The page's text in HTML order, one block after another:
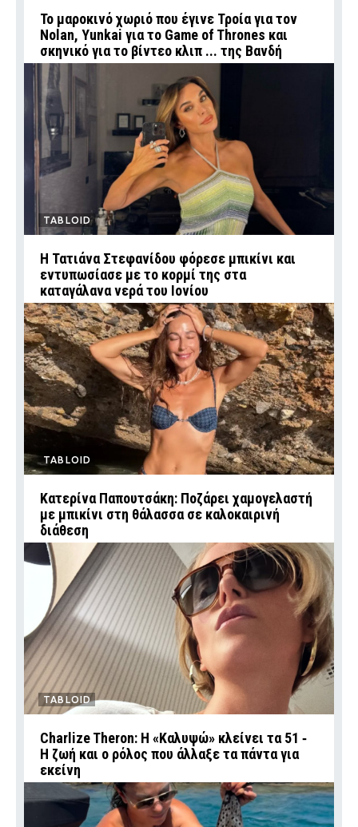
Το μαροκινό χωριό που έγινε Τροία για τον
Nolan, Yunkai για το Game of Thrones και
σκηνικό για το βίντεο κλιπ ... της Βανδή
TABLOID
Η Τατιάνα Στεφανίδου φόρεσε μπικίνι και
εντυπωσίασε με το κορμί της στα
καταγάλανα νερά του Ιονίου
TABLOID
Κατερίνα Παπουτσάκη: Ποζάρει χαμογελαστή
με μπικίνι στη θάλασσα σε καλοκαιρινή
διάθεση
TABLOID
Charlize Theron: Η «Καλυψώ» κλείνει τα 51 ‑
H ζωή και ο ρόλος που άλλαξε τα πάντα για
εκείνη